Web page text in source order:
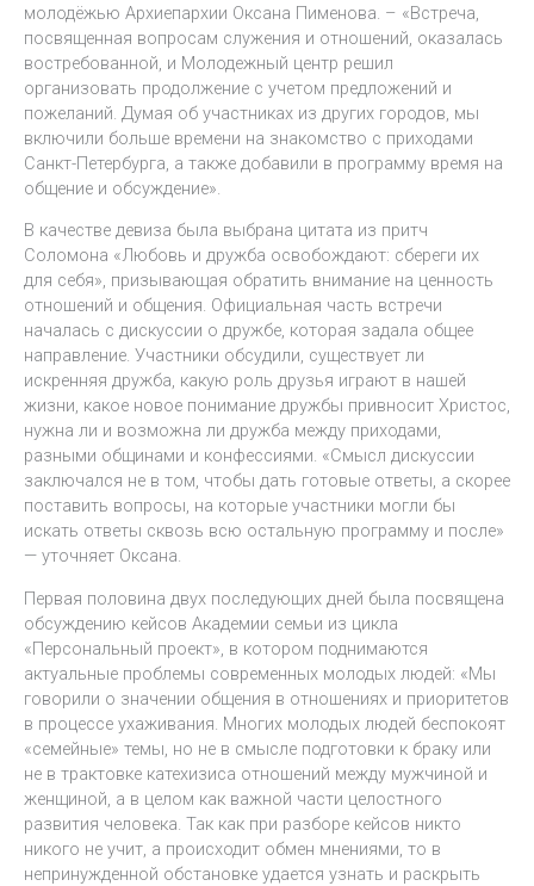
молодёжью Архиепархии Оксана Пименова. – «Встреча,
посвященная вопросам служения и отношений, оказалась
востребованной, и Молодежный центр решил
организовать продолжение с учетом предложений и
пожеланий. Думая об участниках из других городов, мы
включили больше времени на знакомство с приходами
Санкт-Петербурга, а также добавили в программу время на
общение и обсуждение».
В качестве девиза была выбрана цитата из притч
Соломона «Любовь и дружба освобождают: сбереги их
для себя», призывающая обратить внимание на ценность
отношений и общения. Официальная часть встречи
началась с дискуссии о дружбе, которая задала общее
направление. Участники обсудили, существует ли
искренняя дружба, какую роль друзья играют в нашей
жизни, какое новое понимание дружбы привносит Христос,
нужна ли и возможна ли дружба между приходами,
разными общинами и конфессиями. «Смысл дискуссии
заключался не в том, чтобы дать готовые ответы, а скорее
поставить вопросы, на которые участники могли бы
искать ответы сквозь всю остальную программу и после»
— уточняет Оксана.
Первая половина двух последующих дней была посвящена
обсуждению кейсов Академии семьи из цикла
«Персональный проект», в котором поднимаются
актуальные проблемы современных молодых людей: «Мы
говорили о значении общения в отношениях и приоритетов
в процессе ухаживания. Многих молодых людей беспокоят
«семейные» темы, но не в смысле подготовки к браку или
не в трактовке катехизиса отношений между мужчиной и
женщиной, а в целом как важной части целостного
развития человека. Так как при разборе кейсов никто
никого не учит, а происходит обмен мнениями, то в
непринужденной обстановке удается узнать и раскрыть